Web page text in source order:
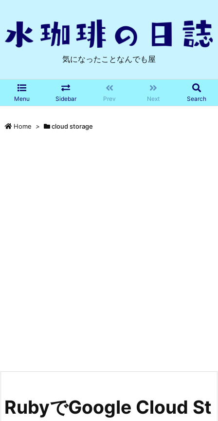
気になったことなんでも屋
Menu Sidebar Prev Next Search
Home > cloud storage
RubyでGoogle Cloud St